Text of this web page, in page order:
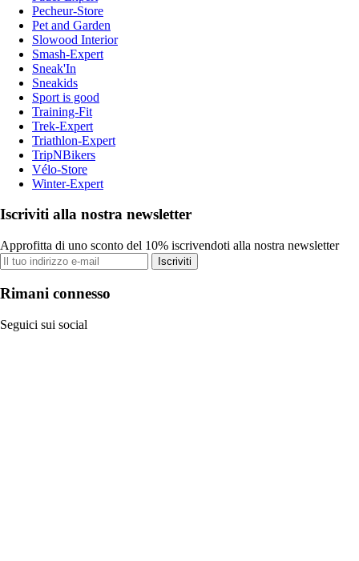
Pecheur-Store
Pet and Garden
Slowood Interior
Smash-Expert
Sneak'In
Sneakids
Sport is good
Training-Fit
Trek-Expert
Triathlon-Expert
TripNBikers
Vélo-Store
Winter-Expert
Iscriviti alla nostra newsletter
Approfitta di uno sconto del 10% iscrivendoti alla nostra newsletter
Iscriviti
Rimani connesso
Seguici sui social